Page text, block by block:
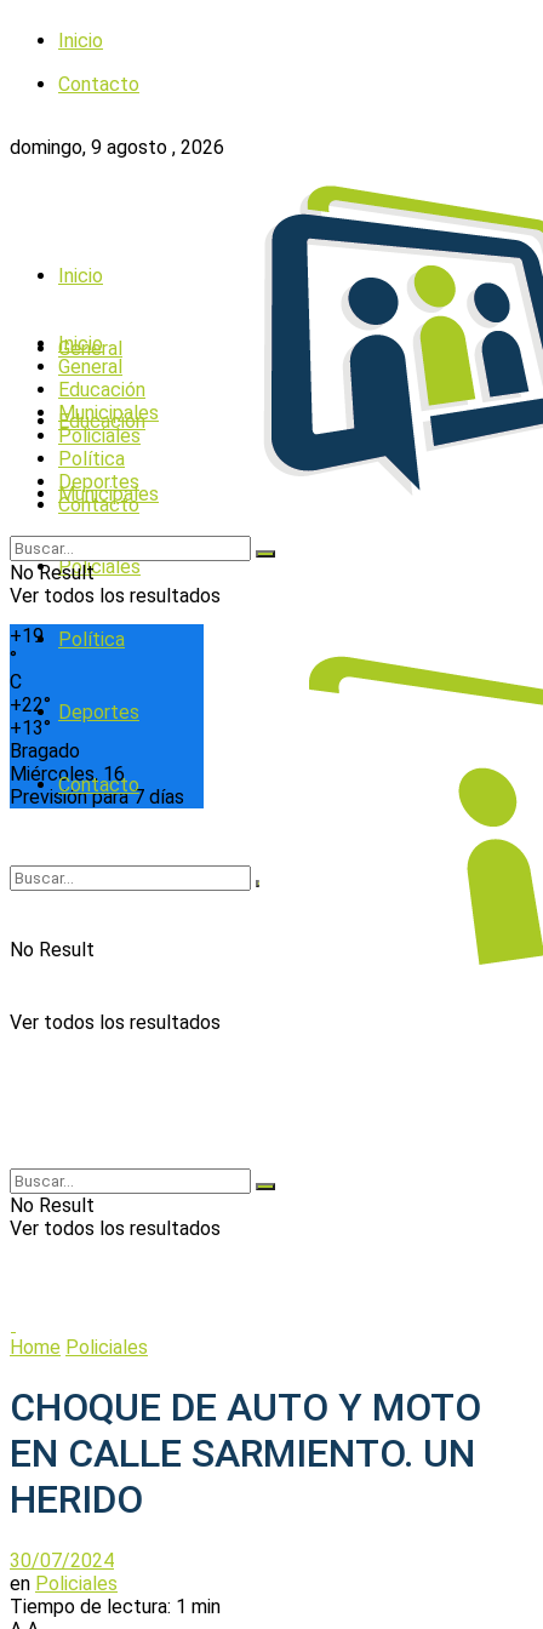
Inicio
Contacto
domingo, 9 agosto , 2026
+19
°
C
+22°
+13°
Bragado
Miércoles, 16
Previsión para 7 días
Inicio
General
Educación
Municipales
Policiales
Política
Deportes
Contacto
No Result
Ver todos los resultados
Inicio
General
Educación
Municipales
Policiales
Política
Deportes
Contacto
No Result
Ver todos los resultados
No Result
Ver todos los resultados
Home Policiales
CHOQUE DE AUTO Y MOTO
EN CALLE SARMIENTO. UN
HERIDO
30/07/2024
en Policiales
Tiempo de lectura: 1 min